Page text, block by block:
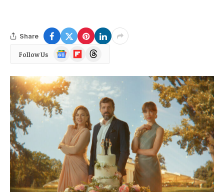
Share
Follow Us
Google
News
FlipboardThreads